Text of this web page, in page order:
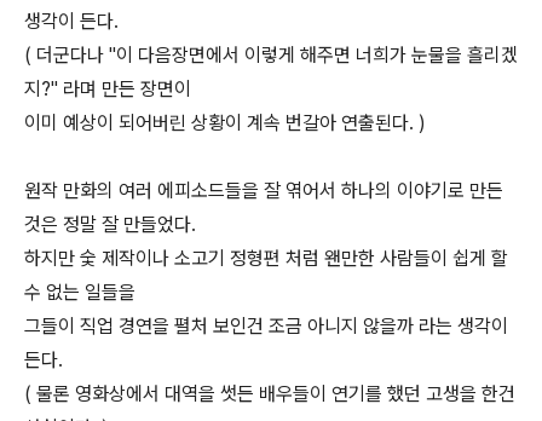
생각이 든다.
( 더군다나 "이 다음장면에서 이렇게 해주면 너희가 눈물을 흘리겠
지?" 라며 만든 장면이
이미 예상이 되어버린 상황이 계속 번갈아 연출된다. )
원작 만화의 여러 에피소드들을 잘 엮어서 하나의 이야기로 만든
것은 정말 잘 만들었다.
하지만 숯 제작이나 소고기 정형편 처럼 왠만한 사람들이 쉽게 할
수 없는 일들을
그들이 직업 경연을 펼처 보인건 조금 아니지 않을까 라는 생각이
든다.
( 물론 영화상에서 대역을 썻든 배우들이 연기를 했던 고생을 한건